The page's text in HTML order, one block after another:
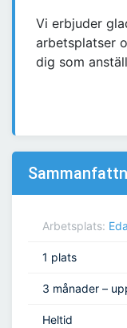
Vi erbjuder
arbetsplatser
dig som
Arbetsplats:
1 plats
3 månader –
Heltid